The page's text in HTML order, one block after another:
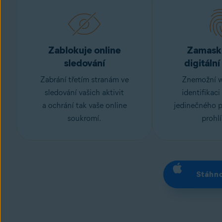
Zablokuje online
sledování
Zabrání třetím stranám ve
sledování vašich aktivit
a ochrání tak vaše online
soukromí.
Znemožní
identifikaci
jedinečného